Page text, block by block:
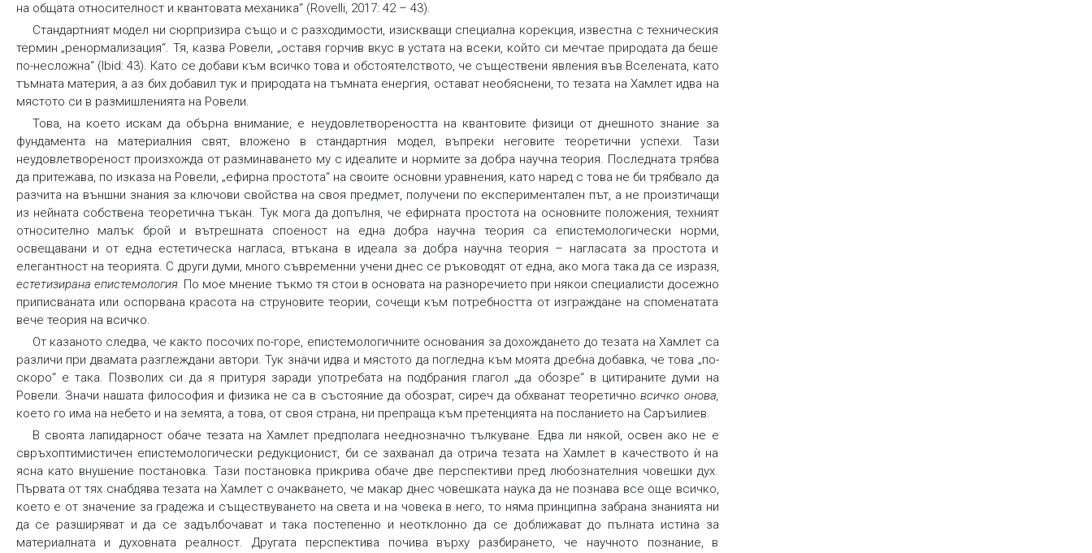
на общата относителност и квантовата механика“ (Rovelli, 2017: 42 – 43).
Стандартният модел ни сюрпризира също и с разходимости, изискващи специална корекция, известна с техническия
термин „ренормализация“. Тя, казва Ровели, „оставя горчив вкус в устата на всеки, който си мечтае природата да беше
по-несложна“ (Ibid: 43). Като се добави към всичко това и обстоятелството, че съществени явления във Вселената, като
тъмната материя, а аз бих добавил тук и природата на тъмната енергия, остават необяснени, то тезата на Хамлет идва на
мястото си в размишленията на Ровели.
Това, на което искам да обърна внимание, е неудовлетвореността на квантовите физици от днешното знание за
фундамента на материалния свят, вложено в стандартния модел, въпреки неговите теоретични успехи. Тази
неудовлетвореност произхожда от разминаването му с идеалите и нормите за добра научна теория. Последната трябва
да притежава, по изказа на Ровели, „ефирна простота“ на своите основни уравнения, като наред с това не би трябвало да
разчита на външни знания за ключови свойства на своя предмет, получени по експериментален път, а не произтичащи
из нейната собствена теоретична тъкан. Тук мога да допълня, че ефирната простота на основните положения, техният
относително малък брой и вътрешната споеност на една добра научна теория са епистемологически норми,
освещавани и от една естетическа нагласа, втъкана в идеала за добра научна теория – нагласата за простота и
елегантност на теорията. С други думи, много съвременни учени днес се ръководят от една, ако мога така да се изразя,
естетизирана епистемология. По мое мнение тъкмо тя стои в основата на разноречието при някои специалисти досежно
приписваната или оспорвана красота на струновите теории, сочещи към потребността от изграждане на споменатата
вече теория на всичко.
От казаното следва, че както посочих по-горе, епистемологичните основания за дохождането до тезата на Хамлет са
различи при двамата разглеждани автори. Тук значи идва и мястото да погледна към моята дребна добавка, че това „по-
скоро“ е така. Позволих си да я притуря заради употребата на подбрания глагол „да обозре“ в цитираните думи на
Ровели. Значи нашата философия и физика не са в състояние да обозрат, сиреч да обхванат теоретичновсичко онова,
което го има на небето и на земята, а това, от своя страна, ни препраща към претенцията на посланието на Саръилиев.
В своята лапидарност обаче тезата на Хамлет предполага нееднозначно тълкуване. Едва ли някой, освен ако не е
свръхоптимистичен епистемологически редукционист, би се захванал да отрича тезата на Хамлет в качеството ѝ на
ясна като внушение постановка. Тази постановка прикрива обаче две перспективи пред любознателния човешки дух.
Първата от тях снабдява тезата на Хамлет с очакването, че макар днес човешката наука да не познава все още всичко,
което е от значение за градежа и съществуването на света и на човека в него, то няма принципна забрана знанията ни
да се разширяват и да се задълбочават и така постепенно и неотклонно да се доближават до пълната истина за
материалната и духовната реалност. Другата перспектива почива върху разбирането, че научното познание, в